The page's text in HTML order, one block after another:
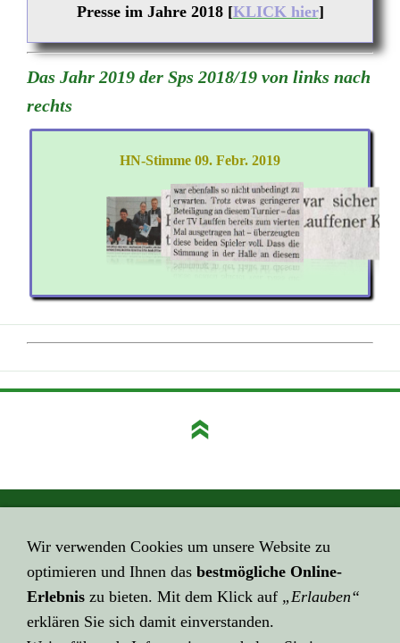
Presse im Jahre 2018 [KLICK hier]
Das Jahr 2019 der Sps 2018/19 von links nach
rechts
HN-Stimme 09. Febr. 2019
Impressum
HIER GEHT ES ZUR ...
Wir verwenden Cookies um unsere Website zu
optimieren und Ihnen das bestmögliche Online-
Erlebnis zu bieten. Mit dem Klick auf „Erlauben“
erklären Sie sich damit einverstanden.